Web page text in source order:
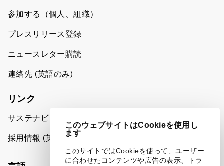
このウェブサイトはCookieを使用し
ます
このサイトではCookieを使って、ユーザー
に合わせたコンテンツや広告の表示、トラ
参加する（個人、組織）
プレスリリース登録
ニュースレター購読
連絡先 (英語のみ)
リンク
サステナビリティへの取り組み
採用情報 (英語のみ)